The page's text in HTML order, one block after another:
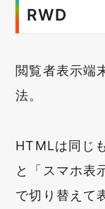
RWD
閲覧者表示端
法。
HTMLは同じ
と「スマホ表
で切り替えて